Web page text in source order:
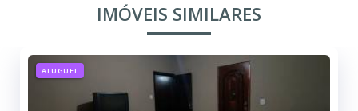
IMÓVEIS SIMILARES
ALUGUEL